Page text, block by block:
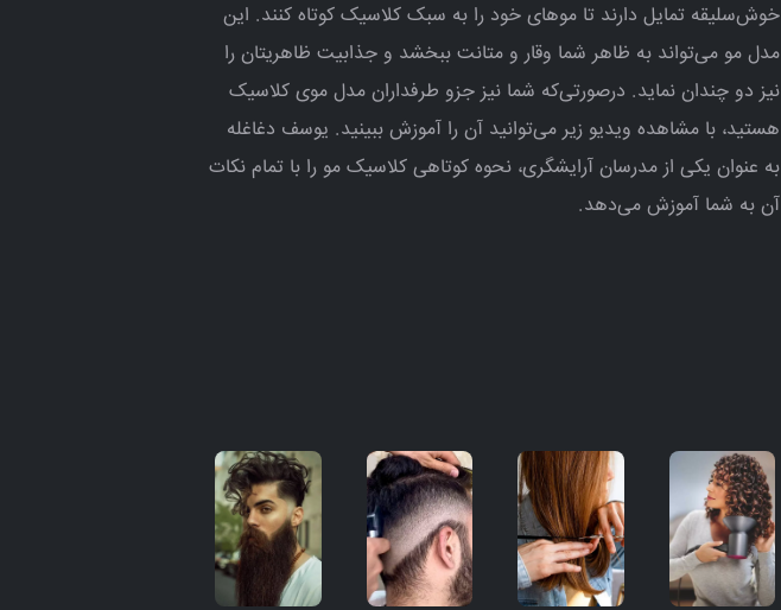
خوش‌سلیقه تمایل دارند تا موهای خود را به سبک کلاسیک کوتاه کنند. این
مدل مو می‌تواند به ظاهر شما وقار و متانت ببخشد و جذابیت ظاهریتان را
نیز دو چندان نماید. درصورتی‌که شما نیز جزو طرفداران مدل موی کلاسیک
هستید، با مشاهده ویدیو زیر می‌توانید آن را آموزش ببینید. یوسف دغاغله
به عنوان یکی از مدرسان آرایشگری، نحوه کوتاهی کلاسیک مو را با تمام نکات
آن به شما آموزش می‌دهد.